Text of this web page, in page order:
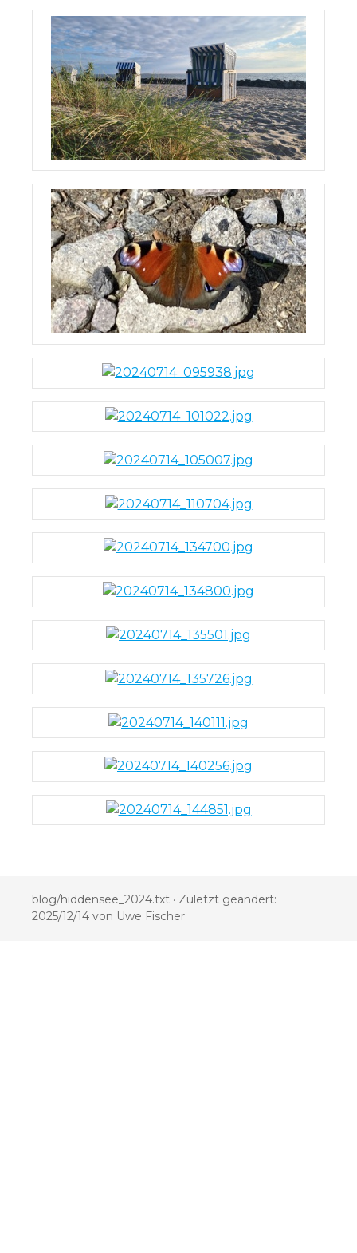
blog/hiddensee_2024.txt · Zuletzt geändert:
2025/12/14 von Uwe Fischer